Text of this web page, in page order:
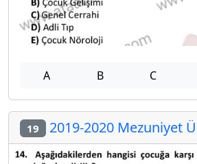
A B C
19 2019-2020 Mezuniyet